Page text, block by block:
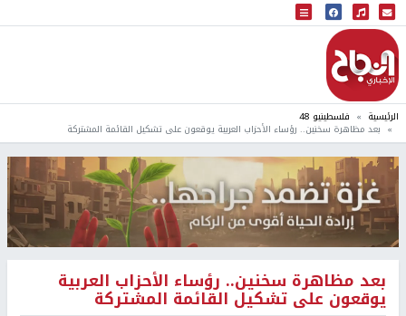
البث المباشر
إذاعة النجاح
الرئيسية فلسطينيو 48
بعد مظاهرة سخنين.. رؤساء الأحزاب العربية يوقعون على تشكيل القائمة المشتركة
بعد مظاهرة سخنين.. رؤساء الأحزاب العربية
يوقعون على تشكيل القائمة المشتركة